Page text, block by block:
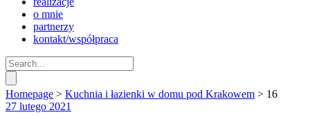
o mnie
partnerzy
kontakt/współpraca
Homepage > Kuchnia i łazienki w domu pod Krakowem > 16
27 lutego 2021